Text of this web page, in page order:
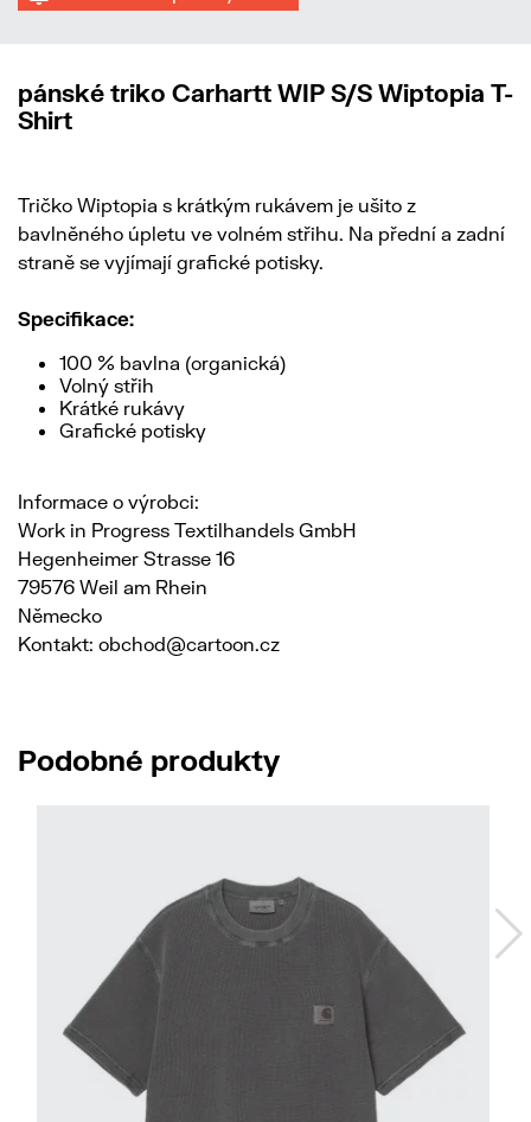
pánské triko Carhartt WIP S/S Wiptopia T-
Shirt
Tričko Wiptopia s krátkým rukávem je ušito z
bavlněného úpletu ve volném střihu. Na přední a zadní
straně se vyjímají grafické potisky.
Specifikace:
100 % bavlna (organická)
Volný střih
Krátké rukávy
Grafické potisky
Informace o výrobci:
Work in Progress Textilhandels GmbH
Hegenheimer Strasse 16
79576 Weil am Rhein
Německo
Kontakt: obchod@cartoon.cz
Podobné produkty